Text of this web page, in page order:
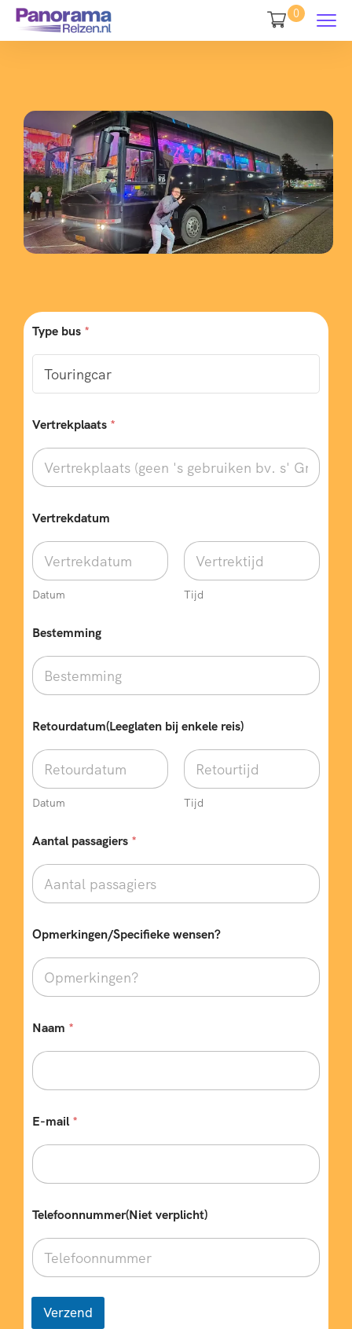
0
Type bus *
Vertrekplaats *
Vertrekdatum
Datum Tijd
Bestemming
Retourdatum(Leeglaten bij enkele reis)
Datum Tijd
Aantal passagiers *
y
e
*
N
a
Opmerkingen/Specifieke wensen?
Naam *
E-mail *
Telefoonnummer(Niet verplicht)
Verzend